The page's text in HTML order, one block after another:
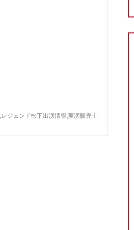
レジェンド松下出演情報 実演販売士